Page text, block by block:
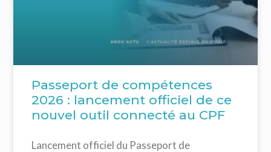
Passeport de compétences
2026 : lancement officiel de ce
nouvel outil connecté au CPF
Lancement officiel du Passeport de